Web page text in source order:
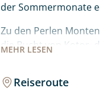
MEHR LESEN
der Sommermonate
Zu den Perlen
die Bucht von Kotor,
Im Norden von
Reiseroute